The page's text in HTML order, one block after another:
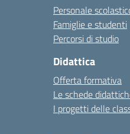
Personale
Famiglie e studenti
Percorsi di studio
Didattica
Offerta formativa
Le schede
I progetti delle